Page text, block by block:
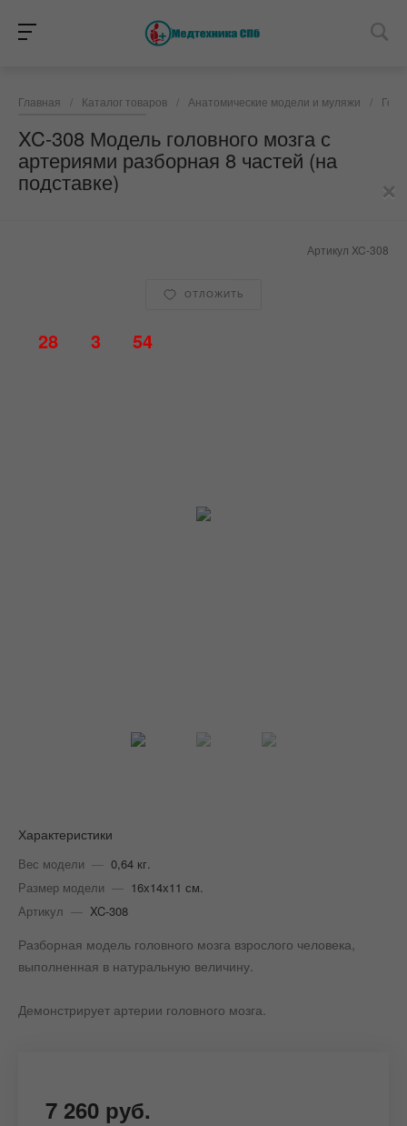
Главная / Каталог товаров / Анатомические модели и муляжи /
XC-308 Модель головного мозга с
артериями разборная 8 частей (на
подставке)
Артикул XC-308
ОТЛОЖИТЬ
Характеристики
Вес модели — 0,64 кг.
Размер модели — 16х14х11 см.
Артикул — XC-308
Разборная модель головного мозга взрослого человека,
выполненная в натуральную величину.
Демонстрирует артерии головного мозга.
7 260 руб.
×
28 3 54